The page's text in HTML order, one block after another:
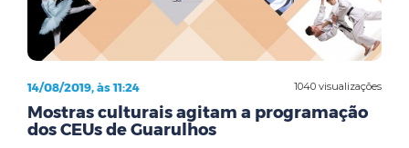
1040 visualizações
14/08/2019, às 11:24
Mostras culturais agitam a programação
dos CEUs de Guarulhos